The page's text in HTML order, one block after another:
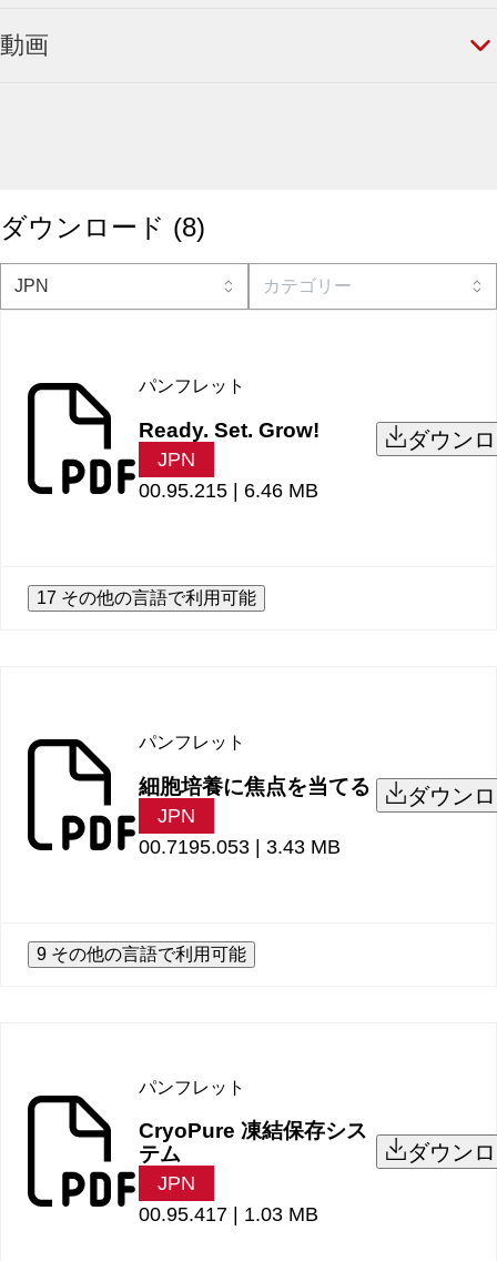
動画
ダウンロード (8)
パンフレット
Ready. Set. Grow!
JPN
00.95.215 | 6.46 MB
ダウン
17 その他の言語で利用可能
パンフレット
細胞培養に焦点を当てる
JPN
00.7195.053 | 3.43 MB
ダウン
9 その他の言語で利用可能
パンフレット
CryoPure 凍結保存シス
テム
JPN
00.95.417 | 1.03 MB
ダウン